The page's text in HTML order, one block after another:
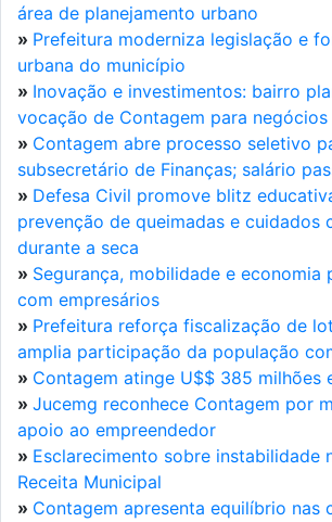
área de planejamento urbano
» Prefeitura moderniza legislação e
urbana do município
» Inovação e investimentos: bairro
vocação de Contagem para negócios
» Contagem abre processo seletivo
subsecretário de Finanças; salário
» Defesa Civil promove blitz
prevenção de queimadas e cuidados
durante a seca
» Segurança, mobilidade e economia
com empresários
» Prefeitura reforça fiscalização de
amplia participação da população
» Contagem atinge U$$ 385 milhões
» Jucemg reconhece Contagem por
apoio ao empreendedor
» Esclarecimento sobre instabilidade
Receita Municipal
» Contagem apresenta equilíbrio nas